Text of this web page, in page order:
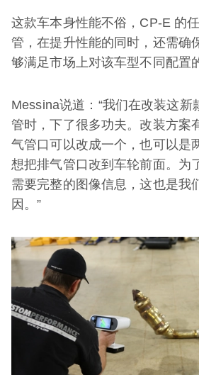
这款车本身性能不俗，CP-E 的
管，在提升性能的同时，还需确
够满足市场上对该车型不同配置
Messina说道：“我们在改装这新
管时，下了很多功夫。改装方案
气管口可以改成一个，也可以是
想把排气管口改到车轮前面。为
需要完整的图像信息，这也是我
因。”